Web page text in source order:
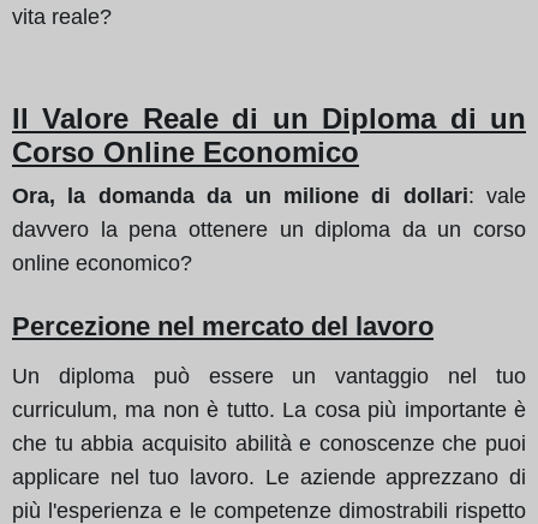
vita reale?
Il Valore Reale di un Diploma di un
Corso Online Economico
Ora, la domanda da un milione di dollari: vale
davvero la pena ottenere un diploma da un corso
online economico?
Percezione nel mercato del lavoro
Un diploma può essere un vantaggio nel tuo
curriculum, ma non è tutto. La cosa più importante è
che tu abbia acquisito abilità e conoscenze che puoi
applicare nel tuo lavoro. Le aziende apprezzano di
più l'esperienza e le competenze dimostrabili rispetto